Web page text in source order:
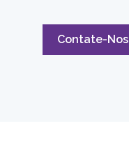
Contate-Nos